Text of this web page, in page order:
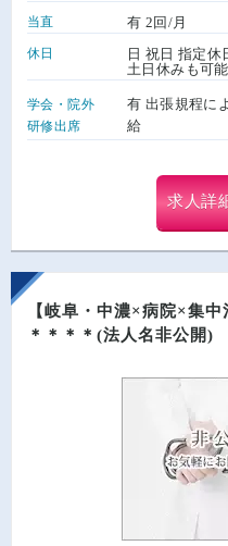
当直 有 2回/月
休日
日 祝日 指定
土日休みも可能
学会・院外
研修出席
有 出張規程に
給
求人詳
【岐阜・中濃×病院×集
＊＊＊＊(法人名非公開)